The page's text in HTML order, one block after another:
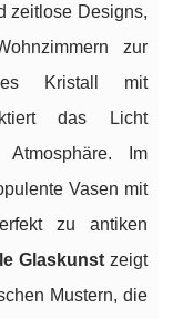
zeitlose Designs,
zur
Kristall mit
das Licht
Im
Vasen mit
zu antiken
Glaskunst zeigt
Mustern, die